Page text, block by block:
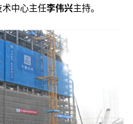
中心主任李伟兴主持。